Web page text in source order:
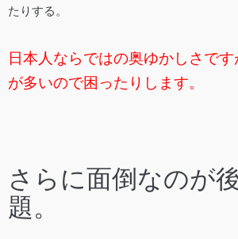
たりする。
日本人ならではの奥ゆかしさで
が多いので困ったりします。
さらに面倒なのが
題。